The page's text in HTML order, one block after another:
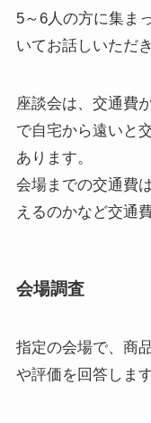
5～6人の方に集ま
いてお話しいただ
座談会は、交通費
で自宅から遠いと
あります。
会場までの交通費
えるのかなど交通
会場調査
指定の会場で、商
や評価を回答します